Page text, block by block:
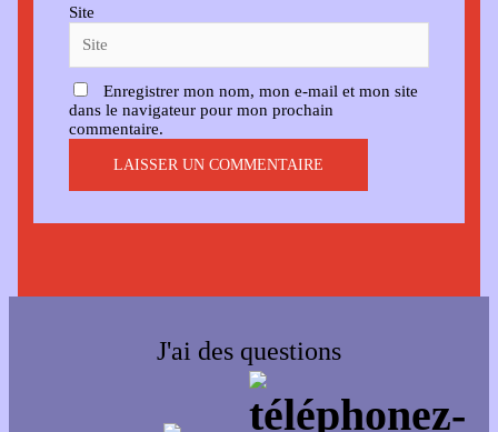
Site
Enregistrer mon nom, mon e-mail et mon site
dans le navigateur pour mon prochain
commentaire.
J'ai des questions